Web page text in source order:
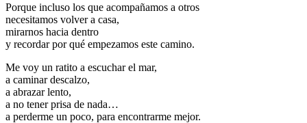
Porque incluso los que acompañamos a otros
necesitamos volver a casa,
mirarnos hacia dentro
y recordar por qué empezamos este camino.
Me voy un ratito a escuchar el mar,
a caminar descalzo,
a abrazar lento,
a no tener prisa de nada…
a perderme un poco, para encontrarme mejor.